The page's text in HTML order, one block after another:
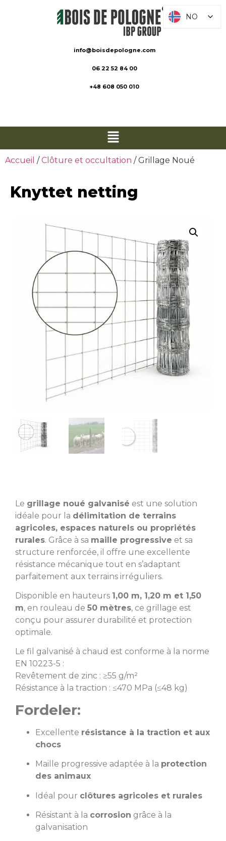
info@boisdepologne.com
06 22 52 84 00
+48 608 050 010
Accueil /Clôture et occultation / Grillage Noué
Knyttet netting
Le grillage noué galvanisé est une solution
idéale pour la délimitation de terrains
agricoles, espaces naturels ou propriétés
rurales. Grâce à sa maille progressive et sa
structure renforcée, il offre une excellente
résistance mécanique tout en s’adaptant
parfaitement aux terrains irréguliers.
Disponible en hauteurs 1,00 m, 1,20 m et 1,50
m, en rouleau de 50 mètres, ce grillage est
conçu pour assurer durabilité et protection
optimale.
Le fil galvanisé à chaud est conforme à la norme
EN 10223-5 :
Revêtement de zinc : ≥55 g/m²
Résistance à la traction : ≤470 MPa (≤48 kg)
Fordeler:
Excellente résistance à la traction et aux
chocs
Maille progressive adaptée à la protection
des animaux
Idéal pour clôtures agricoles et rurales
Résistant à la corrosion grâce à la
galvanisation
NO
NO